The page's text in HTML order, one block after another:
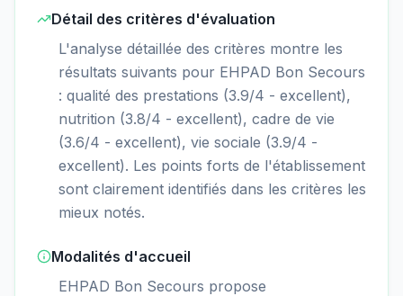
Détail des critères d'évaluation
L'analyse détaillée des critères montre les
résultats suivants pour EHPAD Bon Secours
: qualité des prestations (3.9/4 - excellent),
nutrition (3.8/4 - excellent), cadre de vie
(3.6/4 - excellent), vie sociale (3.9/4 -
excellent). Les points forts de l'établissement
sont clairement identifiés dans les critères les
mieux notés.
Modalités d'accueil
EHPAD Bon Secours propose